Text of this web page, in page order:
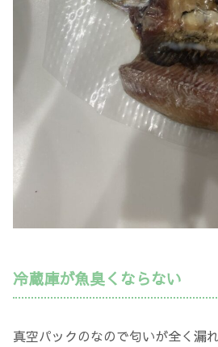
冷蔵庫が魚臭くならない
真空パックのなので匂いが全く漏